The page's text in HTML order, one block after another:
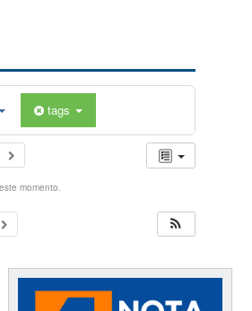
tags
momento.